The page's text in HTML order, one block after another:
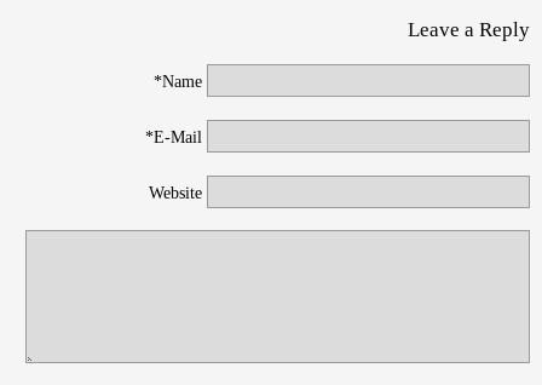
Leave a Reply
Name*
E-Mail*
Website